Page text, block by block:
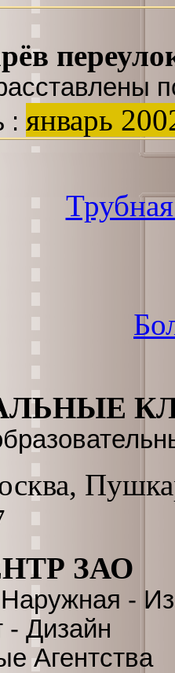
: январь
ЗАО
-
- Дизайн
Агентства